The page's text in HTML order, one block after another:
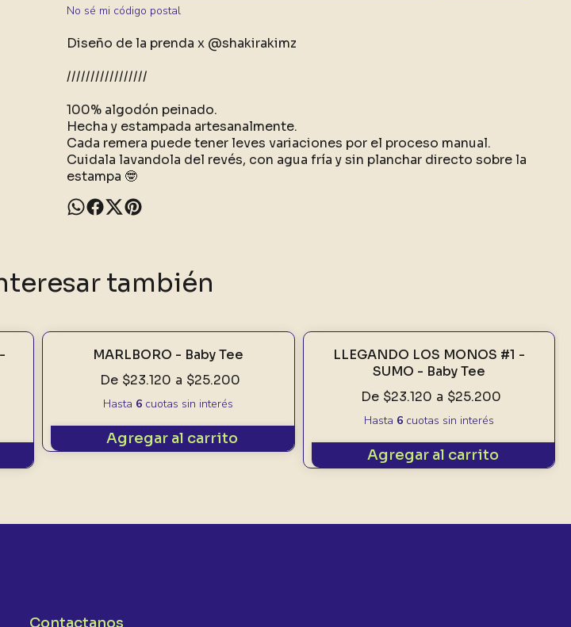
No sé mi código postal
Diseño de la prenda x @shakirakimz
/////////////////
100% algodón peinado.
Hecha y estampada artesanalmente.
Cada remera puede tener leves variaciones por el proceso manual.
Cuidala lavandola del revés, con agua fría y sin planchar directo sobre la
estampa 🤓
también
MARLBORO - Baby Tee
De $23.120 a $25.200
Hasta 6 cuotas sin interés
Agregar al carrito
LLEGANDO LOS MONOS #1 -
SUMO - Baby Tee
De $23.120 a $25.200
Hasta 6cuotas sin interés
Agregar al carrito
Contactanos